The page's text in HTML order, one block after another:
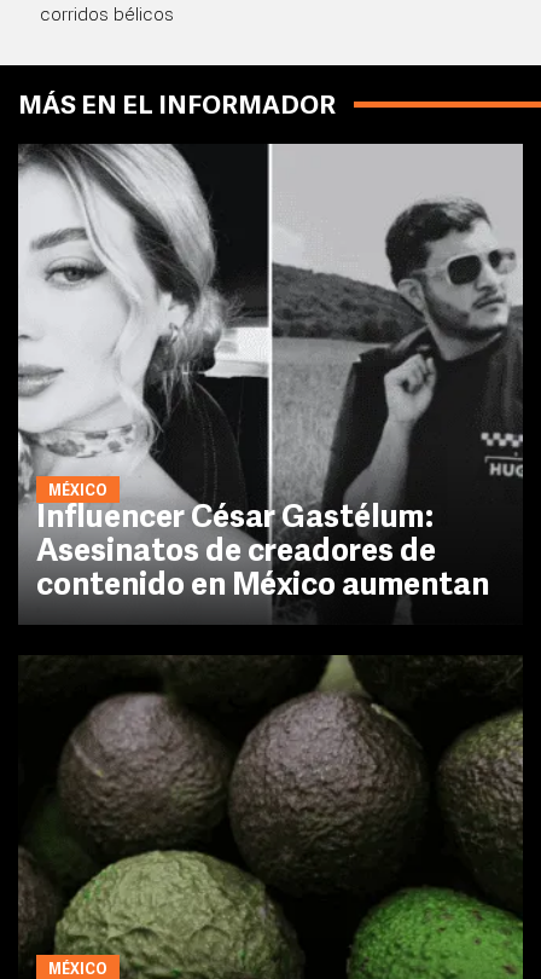
corridos bélicos
MÁS EN EL INFORMADOR
MÉXICO
Influencer César Gastélum:
Asesinatos de creadores de
contenido en México aumentan
MÉXICO